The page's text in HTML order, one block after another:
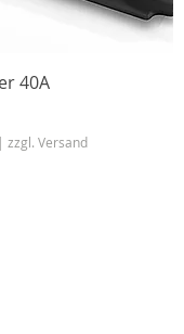
Schnellansicht
40A
| zzgl. Versand